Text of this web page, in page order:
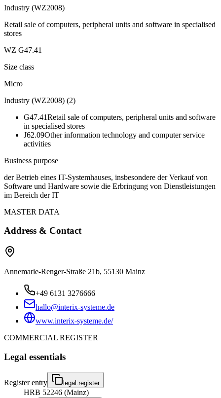
Industry (WZ2008)
Retail sale of computers, peripheral units and software in specialised
stores
WZ G47.41
Size class
Micro
Industry (WZ2008) (2)
G47.41Retail sale of computers, peripheral units and software
in specialised stores
J62.09Other information technology and computer service
activities
Business purpose
der Betrieb eines IT-Systemhauses, insbesondere der Verkauf von
Software und Hardware sowie die Erbringung von Dienstleistungen
im Bereich der IT
MASTER DATA
Address & Contact
Annemarie-Renger-Straße 21b, 55130 Mainz
+49 6131 3276666
hallo@interix-systeme.de
www.interix-systeme.de/
COMMERCIAL REGISTER
Legal essentials
Register entry legal.register
HRB 52246 (Mainz)